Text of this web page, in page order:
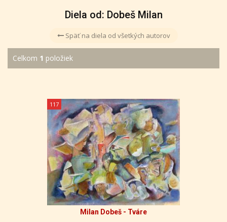
Diela od: Dobeš Milan
Späť na diela od všetkých autorov
Celkom 1 položiek
117
Milan Dobeš - Tváre